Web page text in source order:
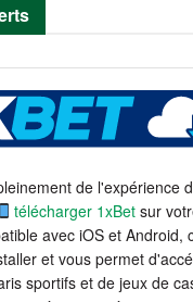
de l'expérience
télécharger 1xBet sur
avec iOS et Android,
et vous permet
sportifs et de jeux de